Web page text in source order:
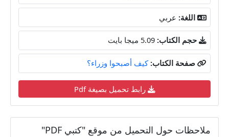
اللغة: عربي
حجم الكتاب: 5.09 ميجا بايت
صفحة الكتاب: كيف أصبحوا وزراء؟
رابط تحميل بصيغة Pdf
ملاحظات حول التحميل من موقع "كتبي PDF"